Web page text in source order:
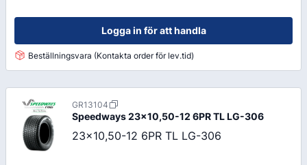
Logga in för att handla
Beställningsvara (Kontakta order för lev.tid)
GR13104
Speedways23x10,50-12 6PR TL LG-306
23x10,50-12 6PR TL LG-306